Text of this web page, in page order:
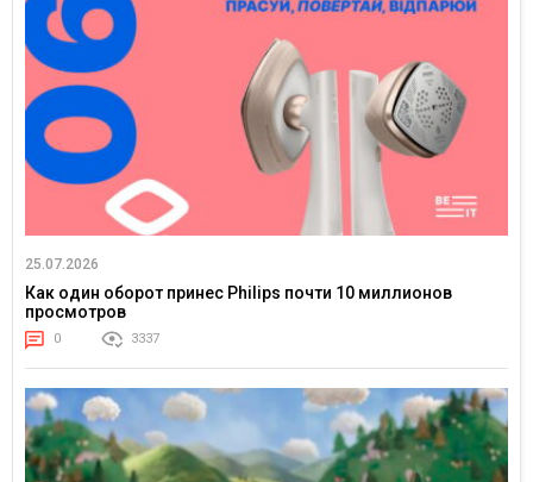
25.07.2026
Как один оборот принес Philips почти 10 миллионов
просмотров
0 3337